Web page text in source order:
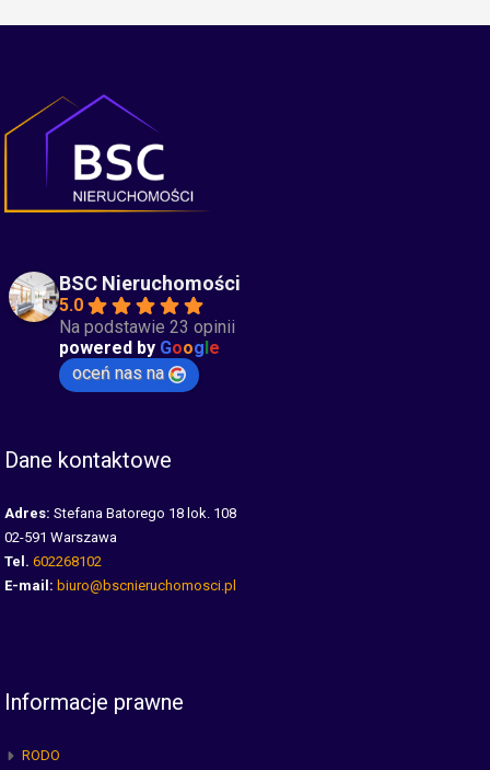
BSC Nieruchomości
5.0
Na podstawie 23 opinii
powered by Google
oceń nas na
Dane kontaktowe
Adres: Stefana Batorego 18 lok. 108
02-591 Warszawa
Tel. 602268102
E-mail: biuro@bscnieruchomosci.pl
Informacje prawne
RODO